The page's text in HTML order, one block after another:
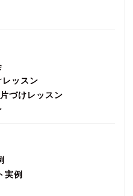
ッスン
づけレッスン
実例